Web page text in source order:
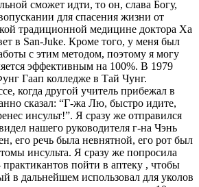
сможет идти, то он, слава Богу,
для спасения жизни от
традиционной медицине доктора Ха
в San-Juke. Кроме того, у меня был
с этим методом, поэтому я могу
эффективным на 100%. В 1979
Гаап колледже в Тай Чунг.
когда другой учитель прибежал в
сказал: “Г-жа Лю, быстро идите,
инсульт!”. Я сразу же отправился
нашего руководителя г-на Чэнь
его речь была невнятной, его рот был
инсульта. Я сразу же попросила
практикантов пойти в аптеку , чтобы
в дальнейшем использовал для уколов